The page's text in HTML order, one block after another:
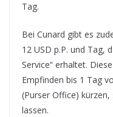
Tag.
Bei Cunard gibt es
12 USD p.P. und Tag,
Service“ erhaltet.
Empfinden bis 1 Tag
(Purser Office)
lassen.